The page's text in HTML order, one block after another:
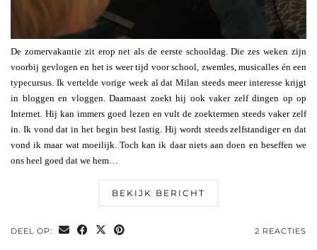
De zomervakantie zit erop net als de eerste schooldag. Die zes weken zijn
voorbij gevlogen en het is weer tijd voor school, zwemles, musicalles én een
typecursus. Ik vertelde vorige week al dat Milan steeds meer interesse krijgt
in bloggen en vloggen. Daarnaast zoekt hij ook vaker zelf dingen op op
Internet. Hij kan immers goed lezen en vult de zoektermen steeds vaker zelf
in. Ik vond dat in het begin best lastig. Hij wordt steeds zelfstandiger en dat
vond ik maar wat moeilijk. Toch kan ik daar niets aan doen en beseffen we
ons heel goed dat we hem…
BEKIJK BERICHT
DEEL OP: 2 REACTIES